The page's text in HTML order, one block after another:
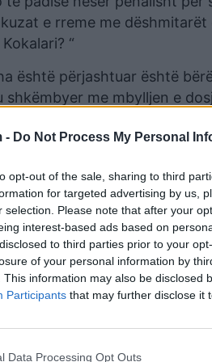
- Do Not Process My Personal
opt-out of the sale, sharing to third
for targeted advertising by us,
selection. Please note that after your
interest-based ads based on
to third parties prior to your
of your personal information by
This information may also be disclosed
Participants that may further disclose it
Data Processing Opt Outs
e rreme me dëshmitarët
“
është përjashtuar është
me mbylljen e
kjo është arsyeja që
drejta e vizës për 2-3 vite.
Evi Kokalari kishte një
do ta çojmë në kongres.